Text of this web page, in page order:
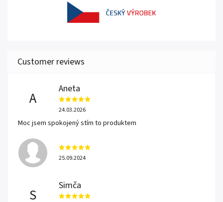
A
Aneta
24.03.2026
Moc jsem spokojený stím to produktem
25.09.2024
S
Simča